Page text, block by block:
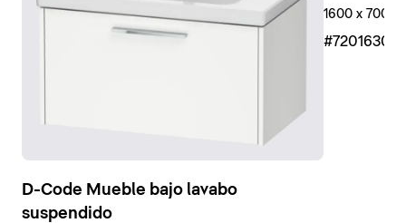
D-Code Mueble bajo lavabo
suspendido
1600 x 700